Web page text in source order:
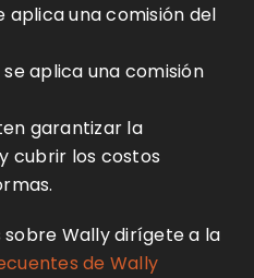
aplica una comisión del
aplica una comisión
garantizar la
cubrir los costos
Wally dirígete a la
de Wally